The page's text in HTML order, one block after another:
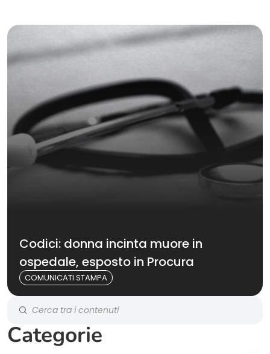
Codici: donna incinta muore in
ospedale, esposto in Procura
COMUNICATI STAMPA
Categorie